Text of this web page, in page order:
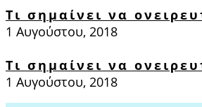
Τι σημαίνει να
1 Αυγούστου, 2018
Τι σημαίνει να
1 Αυγούστου, 2018